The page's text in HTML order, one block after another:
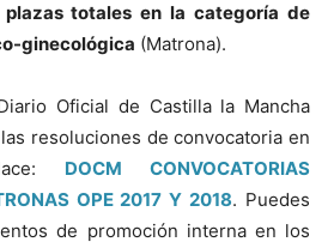
totales en la categoría de
ginecológica (Matrona).
Oficial de Castilla la Mancha
resoluciones de convocatoria en
DOCM CONVOCATORIAS
OPE 2017 Y 2018. Puedes
de promoción interna en los